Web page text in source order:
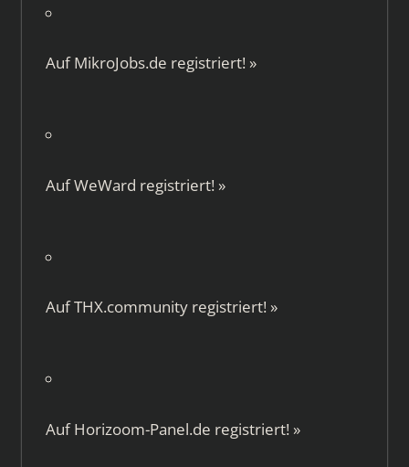
AufMikroJobs.de registriert! »
AufWeWard registriert! »
AufTHX.communityregistriert! »
AufHorizoom-Panel.de registriert! »